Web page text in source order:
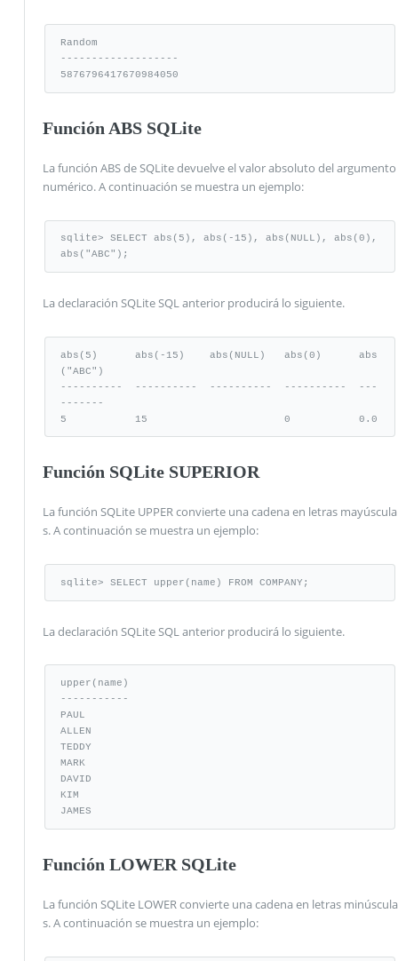
Random
-------------------
5876796417670984050
Función ABS SQLite
La función ABS de SQLite devuelve el valor absoluto del argumento
numérico. A continuación se muestra un ejemplo:
sqlite> SELECT abs(5), abs(-15), abs(NULL), abs(0),
abs("ABC");
La declaración SQLite SQL anterior producirá lo siguiente.
abs(5)      abs(-15)    abs(NULL)   abs(0)      abs
("ABC")
----------  ----------  ----------  ----------  ---
-------
5           15                      0           0.0
Función SQLite SUPERIOR
La función SQLite UPPER convierte una cadena en letras mayúscula
s. A continuación se muestra un ejemplo:
sqlite> SELECT upper(name) FROM COMPANY;
La declaración SQLite SQL anterior producirá lo siguiente.
upper(name)
-----------
PAUL
ALLEN
TEDDY
MARK
DAVID
KIM
JAMES
Función LOWER SQLite
La función SQLite LOWER convierte una cadena en letras minúscula
s. A continuación se muestra un ejemplo: